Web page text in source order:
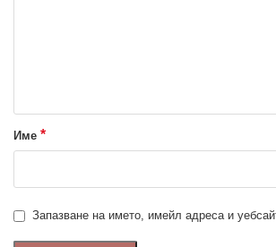
Име *
Запазване на името, имейл адреса и